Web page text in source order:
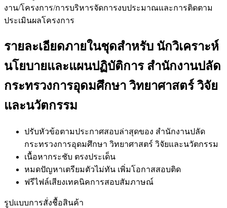
งาน/โครงการ/การบริหารจัดการงบประมาณและการติดตาม
ประเมินผลโครงการ
รายละเอียดภายในชุดสำหรับ นักวิเคราะห์
นโยบายและแผนปฏิบัติการ สำนักงานปลัด
กระทรวงการอุดมศึกษา วิทยาศาสตร์ วิจัย
และนวัตกรรม
ปรับหัวข้อตามประกาศสอบล่าสุดของ สำนักงานปลัด
กระทรวงการอุดมศึกษา วิทยาศาสตร์ วิจัยและนวัตกรรม
เนื้อหากระชับ ตรงประเด็น
หมดปัญหาเตรียมตัวไม่ทัน เพิ่มโอกาสสอบติด
ฟรีไฟล์เสียงเทคนิคการสอบสัมภาษณ์
รูปแบบการสั่งชื้อสินค้า